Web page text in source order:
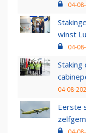
04-
winst
04-
Staking
04-08-
Eerste